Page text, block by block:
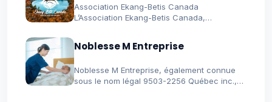
Association Ekang-Betis Canada
L’Association Ekang-Betis Canada,
Noblesse M Entreprise
Noblesse M Entreprise, également connue
sous le nom légal 9503-2256 Québec inc.,…